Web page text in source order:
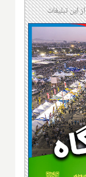
این تبلیغات